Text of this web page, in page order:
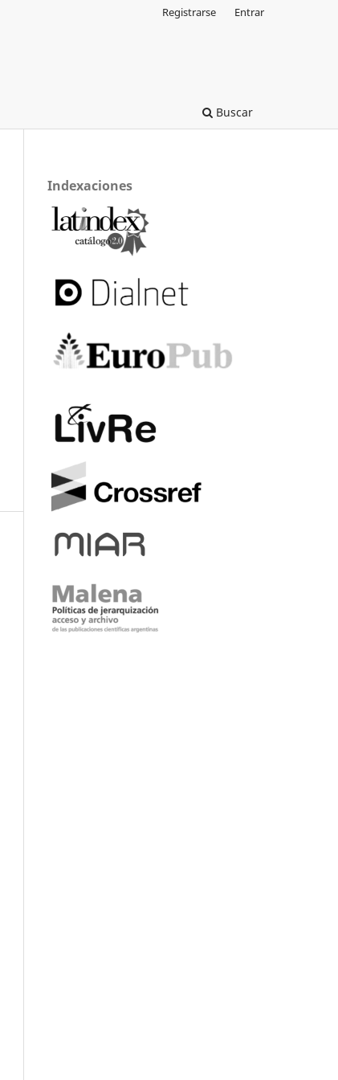
Buscar
Registrarse Entrar
Indexaciones